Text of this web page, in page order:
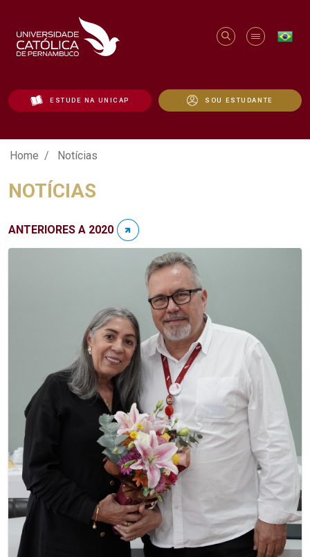
ESTUDE NA UNICAP SOU ESTUDANTE
Notícias - Unicap
Home Notícias
NOTÍCIAS
ANTERIORES A 2020